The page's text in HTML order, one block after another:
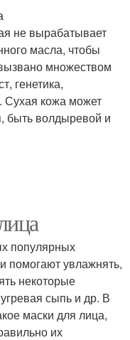
не вырабатывает
масла, чтобы
множеством
генетика,
Сухая кожа может
быть волдыревой и
популярных
помогают увлажнять,
некоторые
сыпь и др. В
маски для лица,
их